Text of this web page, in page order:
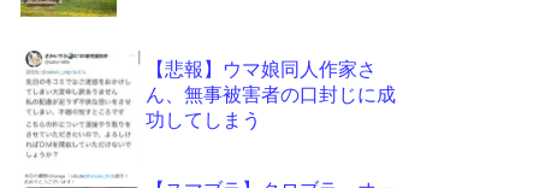
【悲報】ウマ娘同人作家さ
ん、無事被害者の口封じに成
功してしまう
リン
- 固
定リ
ンク
自動
更新